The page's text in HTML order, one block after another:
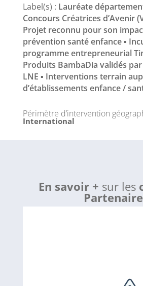
Label(s) : Lauréate
Concours Créatrices d’Avenir
Projet reconnu pour son
prévention santé enfance ▪
programme entrepreneurial
Produits BambaDia validés
LNE ▪ Interventions terrain
d’établissements enfance /
Périmètre d’intervention
International
En savoir + sur les
Partenaire